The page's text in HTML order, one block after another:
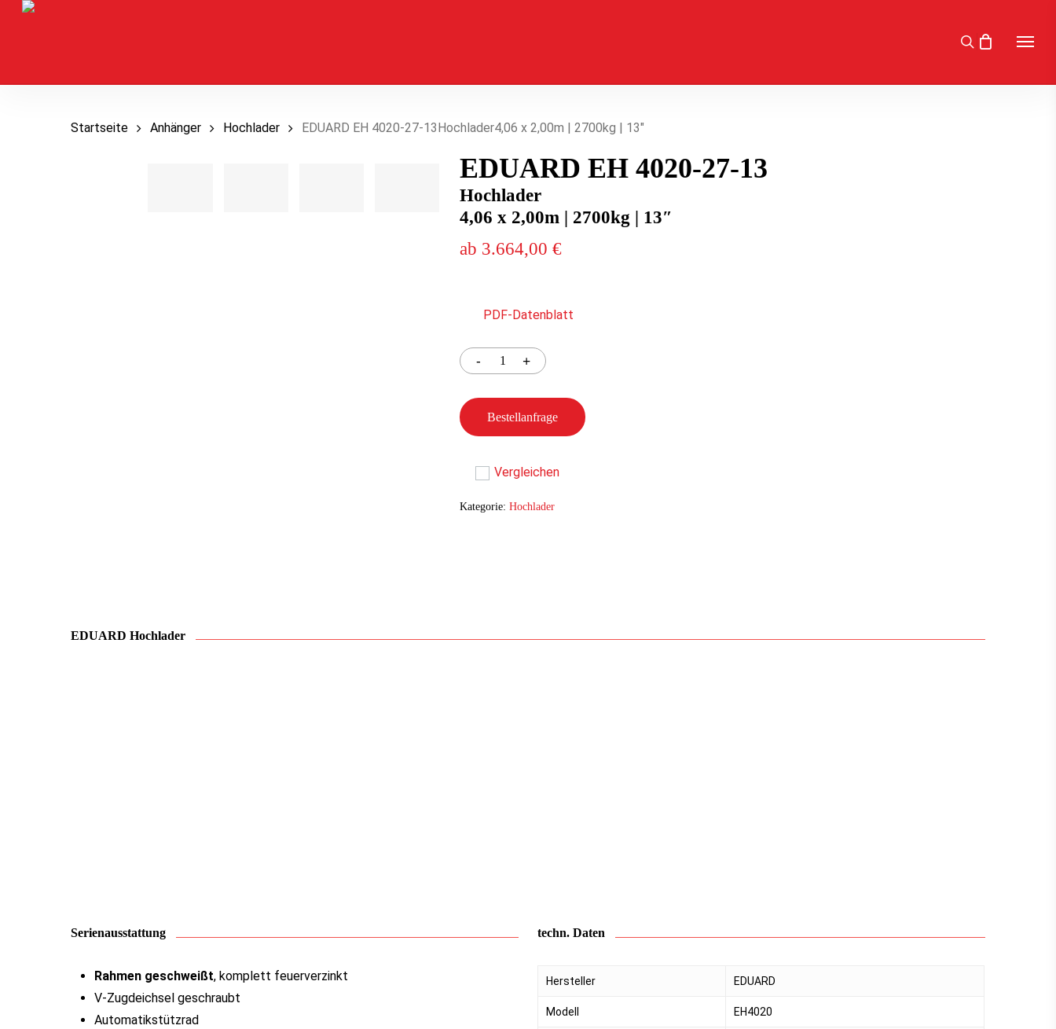
Skip
Menu
search
Startseite Anhänger Hochlader EDUARD EH 4020-27-13Hochlader4,06 x 2,00m | 2700kg | 13″
EDUARD EH 4020-27-13
Hochlader
4,06 x 2,00m | 2700kg | 13″
3.664,00 €
PDF-Datenblatt
Bestellanfrage
Vergleichen
Kategorie: Hochlader
EDUARD Hochlader
Serienausstattung
Rahmen geschweißt, komplett feuerverzinkt
V-Zugdeichsel geschraubt
Automatikstützrad
techn. Daten
Hersteller EDUARD
Modell EH4020